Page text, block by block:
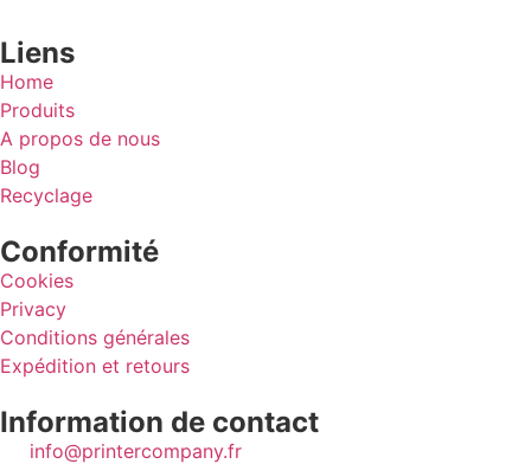
Liens
Home
Produits
A propos de nous
Blog
Recyclage
Conformité
Cookies
Privacy
Conditions générales
Expédition et retours
Information de contact
info@printercompany.fr